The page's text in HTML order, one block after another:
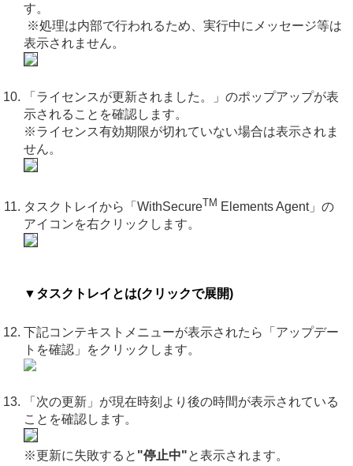
す。
※処理は内部で行われるため、実行中にメッセージ等は
表示されません。
「ライセンスが更新されました。」のポップアップが表
示されることを確認します。
※ライセンス有効期限が切れていない場合は表示されま
せん。
タスクトレイから「WithSecureTM Elements Agent」の
アイコンを右クリックします。
▼タスクトレイとは(クリックで展開)
下記コンテキストメニューが表示されたら「アップデー
トを確認」をクリックします。
「次の更新」が現在時刻より後の時間が表示されている
ことを確認します。
※更新に失敗すると "停止中"と表示されます。